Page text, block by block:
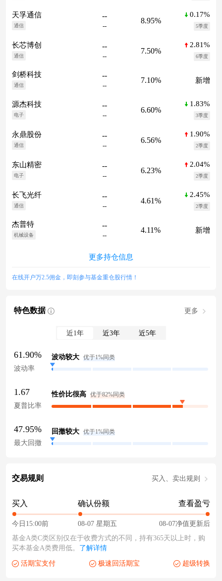
天孚通信
通信
--
--
8.95%
0.17%
5季度
长芯博创
通信
--
--
7.50%
2.81%
6季度
剑桥科技
通信
--
--
7.10% 新增
源杰科技
电子
--
--
6.60%
1.83%
3季度
永鼎股份
通信
--
--
6.56%
1.90%
2季度
东山精密
电子
--
--
6.23%
2.04%
2季度
长飞光纤
通信
--
--
4.61%
2.45%
2季度
杰普特
机械设备
--
--
4.11% 新增
更多持仓信息
在线开户万2.5佣金，即刻参与基金重仓股行情！
特色数据 更多
近1年 近3年 近5年
61.90%
波动率
波动较大 优于1%同类
1.67
夏普比率
性价比很高 优于82%同类
47.95%
最大回撤
回撤较大 优于1%同类
交易规则 买入、卖出规则
买入
今日15:00前
确认份额
08-07 星期五
查看盈亏
08-07净值更新后
基金A类C类区别仅在于收费方式的不同，持有365天以上时，购
买本基金A类费用低。 了解详情
活期宝支付 极速回活期宝 超级转换